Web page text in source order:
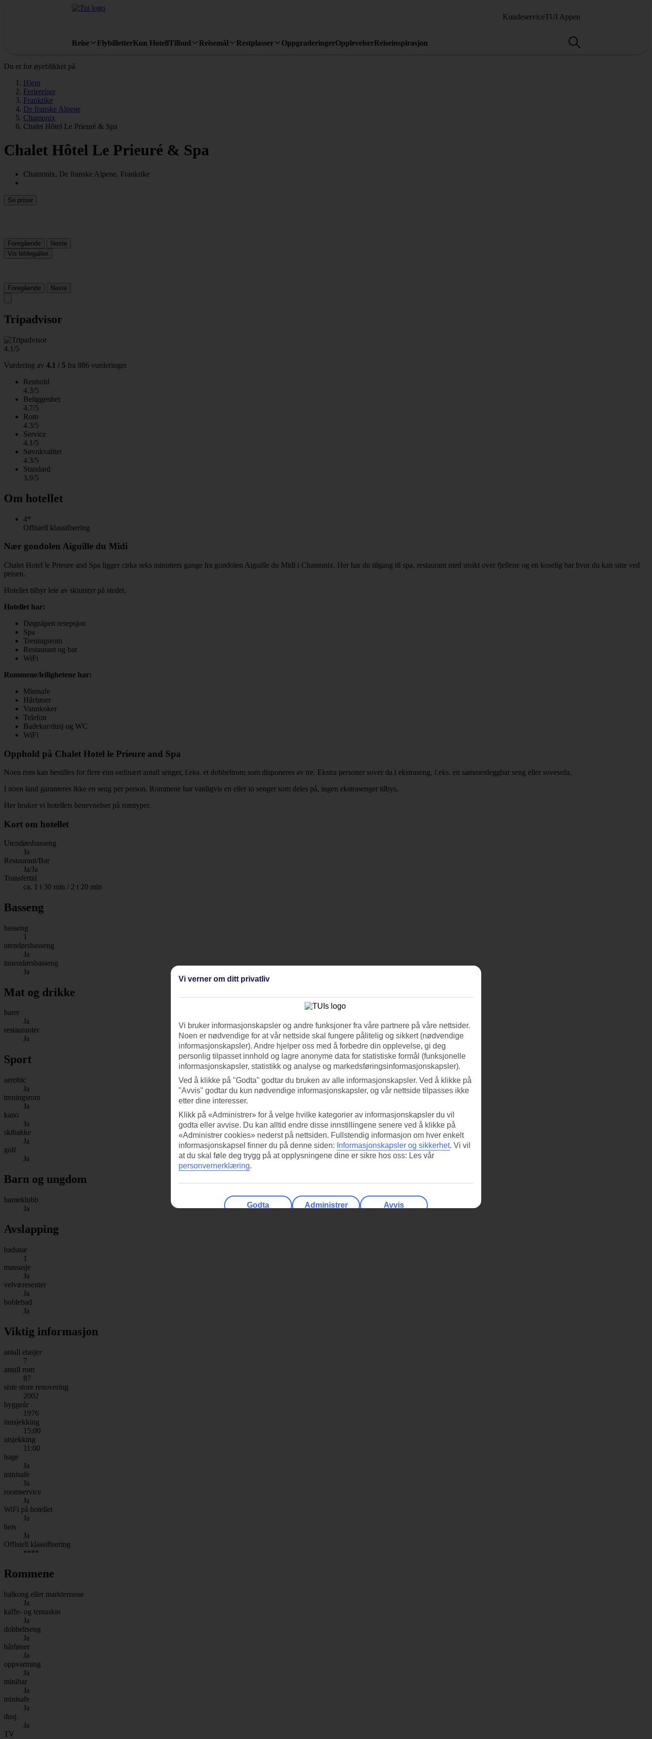
KundeserviceTUI Appen
Reise FlybilletterKun HotellTilbud Reisemål Restplasser OppgraderingerOpplevelserReiseinspirasjon
Du er for øyeblikket på
Hjem
Feriereiser
Frankrike
De franske Alpene
Chamonix
Chalet Hôtel Le Prieuré & Spa
Chalet Hôtel Le Prieuré & Spa
Chamonix, De franske Alpene, Frankrike
Se priser
Foregående
Neste
Vis bildegalleri
Foregående Neste
Tripadvisor
4.1/5
Vurdering av 4.1 / 5 fra 886 vurderinger
Renhold
4.3/5
Beliggenhet
4.7/5
Rom
4.3/5
Service
4.1/5
Søvnkvalitet
4.3/5
Standard
3.9/5
Om hotellet
4*
Offisiell klassifisering
Nær gondolen Aiguille du Midi
Chalet Hotel le Prieure and Spa ligger cirka seks minutters gange fra gondolen Aiguille du Midi i Chamonix. Her har du tilgang til spa, restaurant med utsikt over fjellene og en koselig bar hvor du kan sitte ved
peisen.
Hotellet tilbyr leie av skiutstyr på stedet.
Hotellet har:
Døgnåpen resepsjon
Spa
Treningsrom
Restaurant og bar
WiFi
Rommene/leilighetene har:
Minisafe
Hårføner
Vannkoker
Telefon
Badekar/dusj og WC
WiFi
Opphold på Chalet Hotel le Prieure and Spa
Noen rom kan bestilles for flere enn ordinært antall senger, f.eks. et dobbeltrom som disponeres av tre. Ekstra personer sover da i ekstraseng, f.eks. en sammenleggbar seng eller sovesofa.
I noen land garanteres ikke en seng per person. Rommene har vanligvis en eller to senger som deles på, ingen ekstrasenger tilbys.
Her bruker vi hotellets benevnelser på romtyper.
Kort om hotellet
Utendørsbasseng
Ja
Restaurant/Bar
Ja/Ja
Transfertid
ca. 1 t 30 min / 2 t 20 min
Basseng
basseng
1
utendørsbasseng
Ja
innendørsbasseng
Ja
Mat og drikke
barer
Ja
restauranter
Ja
Sport
aerobic
Ja
treningsrom
Ja
kano
Ja
skibakke
Ja
golf
Ja
Barn og ungdom
barneklubb
Ja
Avslapping
badstue
1
massasje
Ja
velværesenter
Ja
boblebad
Ja
Viktig informasjon
antall etasjer
7
antall rom
87
siste store renovering
2002
byggeår
1976
innsjekking
15:00
utsjekking
11:00
hage
Ja
minisafe
Ja
roomservice
Ja
WiFi på hotellet
Ja
heis
Ja
Offisiell klassifisering
****
Rommene
balkong eller markterrasse
Ja
kaffe- og temaskin
Ja
dobbeltseng
Ja
hårføner
Ja
oppvarming
Ja
minibar
Ja
minisafe
Ja
dusj
Ja
TV
Vi verner om ditt privatliv
Vi bruker informasjonskapsler og andre funksjoner fra våre partnere på våre nettsider.
Noen er nødvendige for at vår nettside skal fungere pålitelig og sikkert (nødvendige
informasjonskapsler). Andre hjelper oss med å forbedre din opplevelse, gi deg
personlig tilpasset innhold og lagre anonyme data for statistiske formål (funksjonelle
informasjonskapsler, statistikk og analyse og markedsføringsinformasjonskapsler).
Ved å klikke på "Godta" godtar du bruken av alle informasjonskapsler. Ved å klikke på
"Avvis" godtar du kun nødvendige informasjonskapsler, og vår nettside tilpasses ikke
etter dine interesser.
Klikk på «Administrer» for å velge hvilke kategorier av informasjonskapsler du vil
godta eller avvise. Du kan alltid endre disse innstillingene senere ved å klikke på
«Administrer cookies» nederst på nettsiden. Fullstendig informasjon om hver enkelt
informasjonskapsel finner du på denne siden: Informasjonskapsler og sikkerhet. Vi vil
at du skal føle deg trygg på at opplysningene dine er sikre hos oss: Les vår
personvernerklæring.
Godta Administrer Avvis